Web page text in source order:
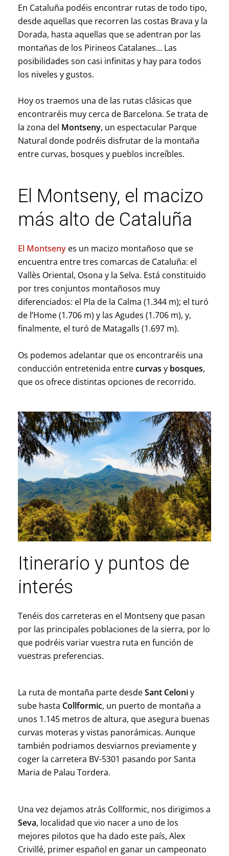
En Cataluña podéis encontrar rutas de todo tipo,
desde aquellas que recorren las costas Brava y la
Dorada, hasta aquellas que se adentran por las
montañas de los Pirineos Catalanes… Las
posibilidades son casi infinitas y hay para todos
los niveles y gustos.
Hoy os traemos una de las rutas clásicas que
encontraréis muy cerca de Barcelona. Se trata de
la zona del Montseny, un espectacular Parque
Natural donde podréis disfrutar de la montaña
entre curvas, bosques y pueblos increíbles.
El Montseny, el macizo
más alto de Cataluña
El Montsenyes un macizo montañoso que se
encuentra entre tres comarcas de Cataluña: el
Vallès Oriental, Osona y la Selva. Está constituido
por tres conjuntos montañosos muy
diferenciados: el Pla de la Calma (1.344 m); el turó
de l’Home (1.706 m) y las Agudes (1.706 m), y,
finalmente, el turó de Matagalls (1.697 m).
Os podemos adelantar que os encontraréis una
conducción entretenida entrecurvas y bosques,
que os ofrece distintas opciones de recorrido.
Itinerario y puntos de
interés
Tenéis dos carreteras en el Montseny que pasan
por las principales poblaciones de la sierra, por lo
que podréis variar vuestra ruta en función de
vuestras preferencias.
La ruta de montaña parte desdeSant Celoniy
sube hasta Collformic, un puerto de montaña a
unos 1.145 metros de altura, que asegura buenas
curvas moteras y vistas panorámicas. Aunque
también podriamos desviarnos previamente y
coger la carretera BV-5301 pasando por Santa
Maria de Palau Tordera.
Una vez dejamos atrás Collformic, nos dirigimos a
Seva, localidad que vio nacer a uno de los
mejores pilotos que ha dado este país, Alex
Crivillé, primer español en ganar un campeonato